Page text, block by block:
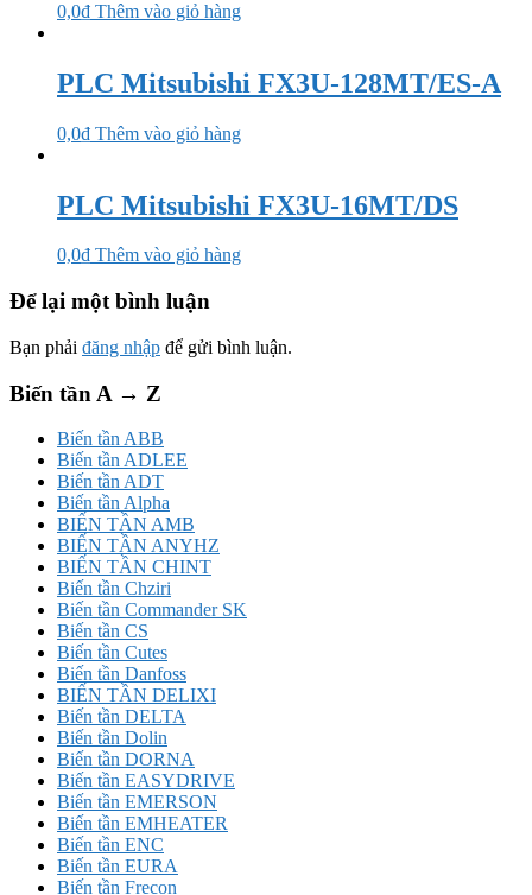
0,0₫ Thêm vào giỏ hàng
PLC Mitsubishi FX3U-128MT/ES-A
0,0₫ Thêm vào giỏ hàng
PLC Mitsubishi FX3U-16MT/DS
0,0₫ Thêm vào giỏ hàng
Để lại một bình luận
Bạn phải đăng nhập để gửi bình luận.
Biến tần A → Z
Biến tần ABB
Biến tần ADLEE
Biến tần ADT
Biến tần Alpha
BIẾN TẦN AMB
BIẾN TẦN ANYHZ
BIẾN TẦN CHINT
Biến tần Chziri
Biến tần Commander SK
Biến tần CS
Biến tần Cutes
Biến tần Danfoss
BIẾN TẦN DELIXI
Biến tần DELTA
Biến tần Dolin
Biến tần DORNA
Biến tần EASYDRIVE
Biến tần EMERSON
Biến tần EMHEATER
Biến tần ENC
Biến tần EURA
Biến tần Frecon